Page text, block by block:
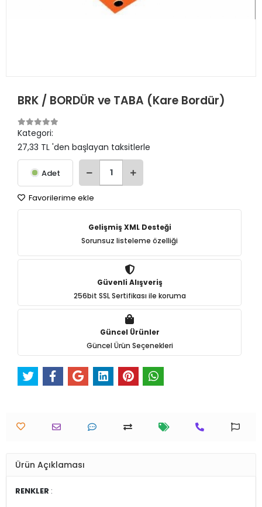
BRK / BORDÜR ve TABA (Kare Bordür)
Kategori:
27,33 TL 'den başlayan taksitlerle
Adet
Favorilerime ekle
Gelişmiş XML Desteği
Sorunsuz listeleme özelliği
Güvenli Alışveriş
256bit SSL Sertifikası ile koruma
Güncel Ürünler
Güncel Ürün Seçenekleri
Ürün Açıklaması
RENKLER :